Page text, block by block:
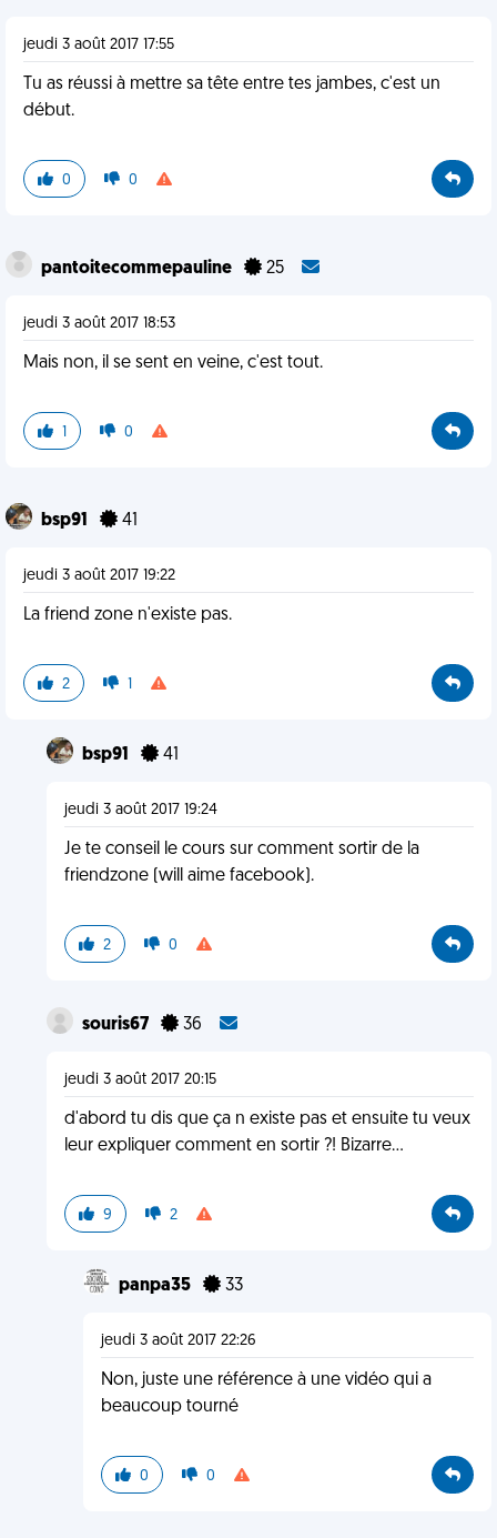
jeudi 3 août 2017 17:55
Tu as réussi à mettre sa tête entre tes jambes, c'est un
début.
0 0
pantoitecommepauline 25
jeudi 3 août 2017 18:53
Mais non, il se sent en veine, c'est tout.
1 0
bsp91 41
jeudi 3 août 2017 19:22
La friend zone n'existe pas.
2 1
bsp91 41
jeudi 3 août 2017 19:24
Je te conseil le cours sur comment sortir de la
friendzone (will aime facebook).
2 0
souris67 36
jeudi 3 août 2017 20:15
d'abord tu dis que ça n existe pas et ensuite tu veux
leur expliquer comment en sortir ?! Bizarre...
9 2
panpa35 33
jeudi 3 août 2017 22:26
Non, juste une référence à une vidéo qui a
beaucoup tourné
0 0